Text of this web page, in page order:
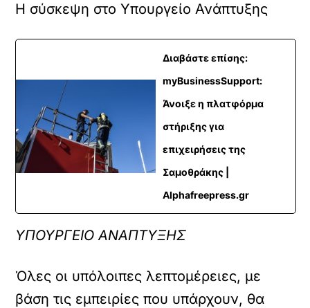
Η σύσκεψη στο Υπουργείο Ανάπτυξης
Διαβάστε επίσης:
myBusinessSupport:
Άνοιξε η πλατφόρμα
στήριξης για
επιχειρήσεις της
Σαμοθράκης |
Alphafreepress.gr
ΥΠΟΥΡΓΕΙΟ ΑΝΑΠΤΥΞΗΣ
Όλες οι υπόλοιπες λεπτομέρειες, με
βάση τις εμπειρίες που υπάρχουν, θα